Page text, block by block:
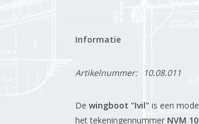
Informatie
Artikelnummer: 10.08.011
De wingboot "Ivil"is een
het tekeningennummer NVM